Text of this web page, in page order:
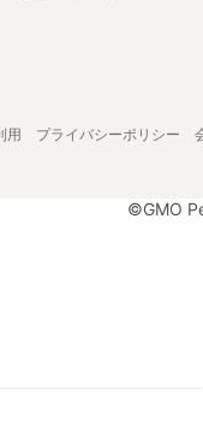
用 プライバシーポリシー
©GMO